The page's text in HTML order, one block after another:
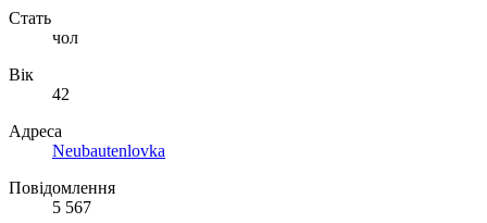
Стать
чол
Вік
42
Адреса
Neubautenlovka
Повідомлення
5 567